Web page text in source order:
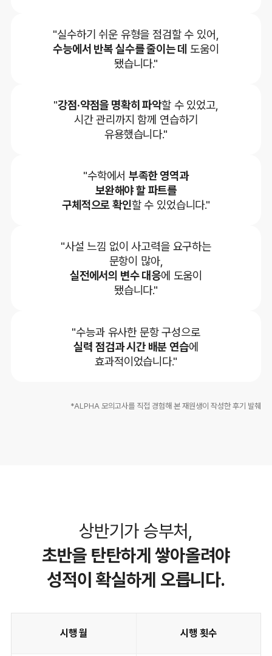
"실수하기 쉬운 유형을 점검할 수 있어,
수능에서 반복 실수를 줄이는 데 도움이
됐습니다."
"강점·약점을 명확히 파악할 수 있었고,
시간 관리까지 함께 연습하기
유용했습니다."
"수학에서부족한 영역과
보완해야 할 파트를
구체적으로 확인할 수 있었습니다."
"사설 느낌 없이 사고력을 요구하는
문항이 많아,
실전에서의 변수 대응에 도움이
됐습니다."
"수능과 유사한 문항 구성으로
실력 점검과 시간 배분 연습에
효과적이었습니다."
*ALPHA 모의고사를 직접 경험해 본 재원생이 작성한 후기 발췌
상반기가 승부처,
초반을 탄탄하게 쌓아올려야
성적이 확실하게 오릅니다.
시행 월 시행 횟수